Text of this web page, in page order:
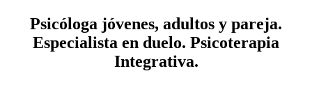
Psicóloga jóvenes, adultos y pareja.
Especialista en duelo. Psicoterapia
Integrativa.